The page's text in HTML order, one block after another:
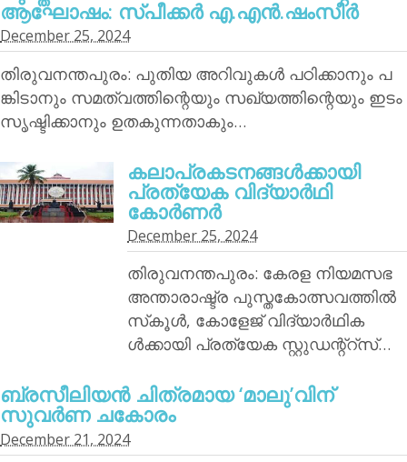
ആഘോഷം: സ്പീക്കര്‍ എ.എന്‍.ഷംസീര്‍
December 25, 2024
തിരുവനന്തപുരം: പുതിയ അറിവുകള്‍ പഠിക്കാനും പ
ങ്കിടാനും സമത്വത്തിന്റെയും സഖ്യത്തിന്റെയും ഇടം
സൃഷ്ടിക്കാനും ഉതകുന്നതാകും…
കലാപ്രകടനങ്ങള്‍ക്കായി
പ്രത്യേക വിദ്യാര്‍ഥി
കോര്‍ണര്‍
December 25, 2024
തിരുവനന്തപുരം: കേരള നിയമസഭ
അന്താരാഷ്ട്ര പുസ്തകോത്സവത്തില്‍
സ്‌കൂള്‍, കോളേജ് വിദ്യാര്‍ഥിക
ള്‍ക്കായി പ്രത്യേക സ്റ്റുഡന്റ്‌റ്‌സ്…
ബ്രസീലിയന്‍ ചിത്രമായ ‘മാലു’വിന്
സുവര്‍ണ ചകോരം
December 21, 2024